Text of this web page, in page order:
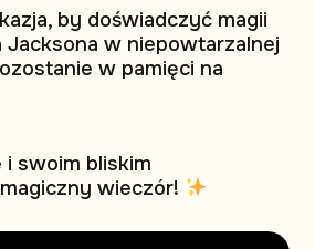
by doświadczyć magii
Jacksona w niepowtarzalnej
w pamięci na
i swoim bliskim
wieczór!